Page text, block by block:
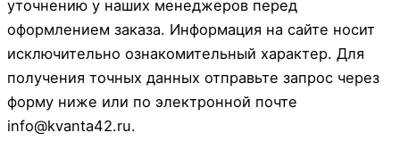
уточнению у наших менеджеров перед
оформлением заказа. Информация на сайте носит
исключительно ознакомительный характер. Для
получения точных данных отправьте запрос через
форму ниже или по электронной почте
info@kvanta42.ru.